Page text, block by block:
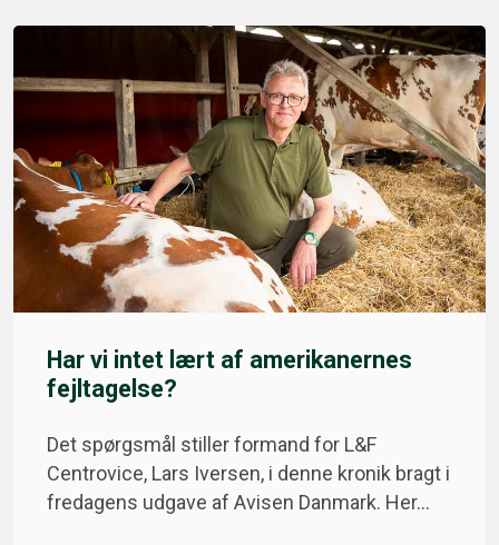
Har vi intet lært af amerikanernes
fejltagelse?
Det spørgsmål stiller formand for L&F
Centrovice, Lars Iversen, i denne kronik bragt i
fredagens udgave af Avisen Danmark. Her…